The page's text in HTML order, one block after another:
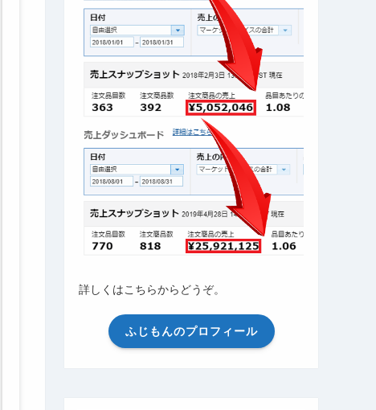
詳しくはこちらからどうぞ。
ふじもんのプロフィール